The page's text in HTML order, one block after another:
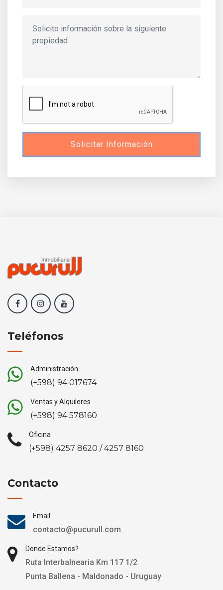
Solicitar Información
Teléfonos
Administración
(+598) 94 017674
Ventas y Alquileres
(+598) 94 578160
Oficina
(+598) 4257 8620 / 4257 8160
Contacto
Email
contacto@pucurull.com
Donde Estamos?
Ruta Interbalnearia Km 117 1/2
Punta Ballena - Maldonado - Uruguay